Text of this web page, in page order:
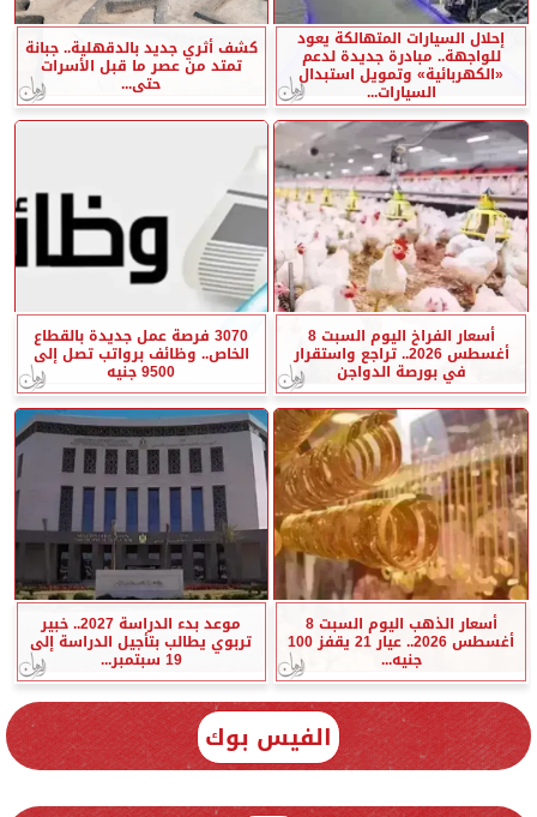
إحلال السيارات المتهالكة يعود
للواجهة.. مبادرة جديدة لدعم
«الكهربائية» وتمويل استبدال
السيارات...
كشف أثري جديد بالدقهلية.. جبانة
تمتد من عصر ما قبل الأسرات
حتى...
أسعار الفراخ اليوم السبت 8
أغسطس 2026.. تراجع واستقرار
في بورصة الدواجن
3070 فرصة عمل جديدة بالقطاع
الخاص.. وظائف برواتب تصل إلى
9500 جنيه
أسعار الذهب اليوم السبت 8
أغسطس 2026.. عيار 21 يقفز 100
جنيه...
موعد بدء الدراسة 2027.. خبير
تربوي يطالب بتأجيل الدراسة إلى
19 سبتمبر...
الفيس بوك